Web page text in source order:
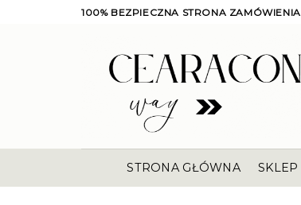
100% BEZPIECZNA STRONA ZAMÓWIENIA
STRONA GŁÓWNA SKLEP